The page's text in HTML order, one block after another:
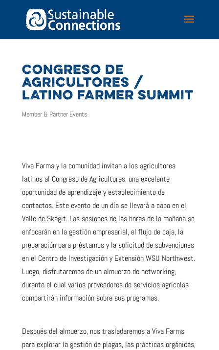
CONGRESO DE
AGRICULTORES /
LATINO FARMER SUMMIT
Member & Partner Events
Viva Farms y la comunidad invitan a los agricultores
latinos al Congreso de Agricultores, una excelente
oportunidad de aprendizaje y establecimiento de
contactos. Este evento de un día se llevará a cabo en el
Valle de Skagit. Las sesiones de las horas de la mañana se
enfocarán en la gestión empresarial, el flujo de caja, la
preparación para préstamos y la solicitud de subvenciones
en el Centro de Investigación y Extensión WSU Northwest.
Luego, disfrutaremos de un almuerzo de networking,
durante el cual varios proveedores de servicios agrícolas
compartirán información sobre sus programas.
Después del almuerzo, nos trasladaremos a Viva Farms
para explorar la gestión de plagas, las prácticas orgánicas,